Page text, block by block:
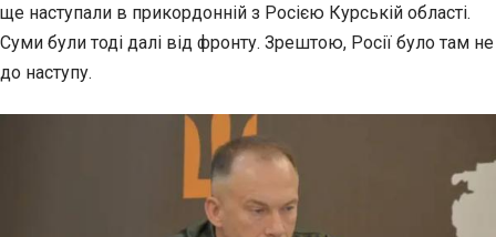
ще наступали в прикордонній з Росією Курській області.
Суми були тоді далі від фронту. Зрештою, Росії було там не
до наступу.